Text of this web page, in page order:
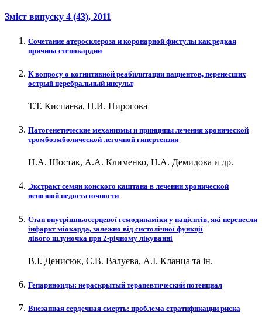
Зміст випуску 4 (43), 2011
Сочетание атеросклероза и коронарной фистулы как редкая
причина стенокардии
К вопросу о когнитивной реабилитации пациентов, перенесших
острый церебральный инсульт
Т.Т. Киспаева, Н.И. Пирогова
Патогенетические механизмы и принципы лечения хронической
тромбоэмболической легочной гипертензии
Н.А. Шостак, А.А. Клименко, Н.А. Демидова и др.
Экстракт семян конского каштана в лечении хронической
венозной недостаточности
Стан внутрішньосерцевої гемодинаміки у пацієнтів, які перенесли
інфаркт міокарда, залежно від систолічної функції
лівого шлуночка при 2-річному лікуванні
В.І. Денисюк, С.В. Валуєва, А.І. Кланца та ін.
Гепариноиды: нераскрытый терапевтический потенциал
Внезапная сердечная смерть: проблема стратификации риска